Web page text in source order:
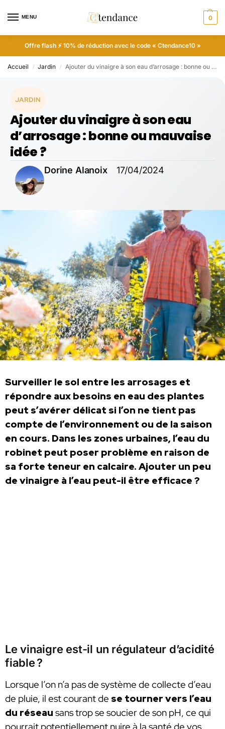
MENU 0
Offre flash ⚡ 10% de réduction avec le code « Ctendance10 »
Accueil / Jardin / Ajouter du vinaigre à son eau d’arrosage : bonne ou mauvaise idée ?
JARDIN
Ajouter du vinaigre à son eau
d’arrosage : bonne ou mauvaise
idée ?
Dorine Alanoix 17/04/2024
Surveiller le sol entre les arrosages et
répondre aux besoins en eau des plantes
peut s’avérer délicat si l’on ne tient pas
compte de l’environnement ou de la saison
en cours. Dans les zones urbaines, l’eau du
robinet peut poser problème en raison de
sa forte teneur en calcaire. Ajouter un peu
de vinaigre à l’eau peut-il être efficace ?
Le vinaigre est-il un régulateur d’acidité
fiable ?
Lorsque l’on n’a pas de système de collecte d’eau
de pluie, il est courant de se tourner vers l’eau
du réseau sans trop se soucier de son pH, ce qui